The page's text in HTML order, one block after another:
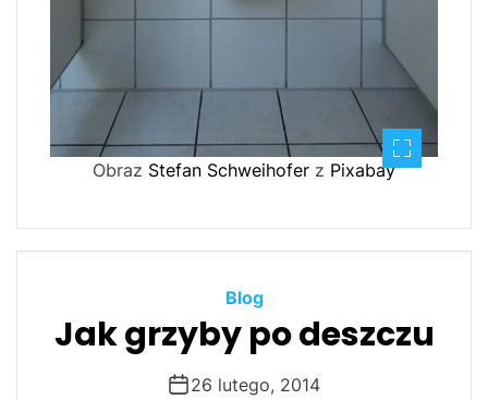
Obraz Stefan Schweihofer z Pixabay
Blog
Jak grzyby po deszczu
26 lutego, 2014